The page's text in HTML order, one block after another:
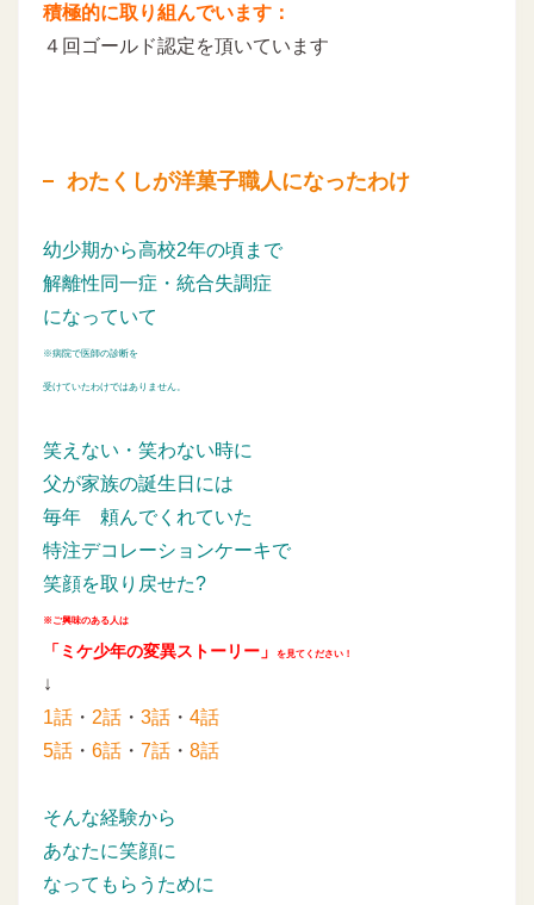
積極的に取り組んでいます：
４回ゴールド認定を頂いています
わたくしが洋菓子職人になったわけ
幼少期から高校2年の頃まで
解離性同一症・統合失調症
になっていて
※病院で医師の診断を
受けていたわけではありません。
笑えない・笑わない時に
父が家族の誕生日には
毎年 頼んでくれていた
特注デコレーションケーキで
笑顔を取り戻せた?
※ご興味のある人は
「ミケ少年の変異ストーリー」 を見てください！
↓
1話 ・ 2話 ・ 3話 ・ 4話
5話 ・ 6話 ・ 7話 ・ 8話
そんな経験から
あなたに笑顔に
なってもらうために